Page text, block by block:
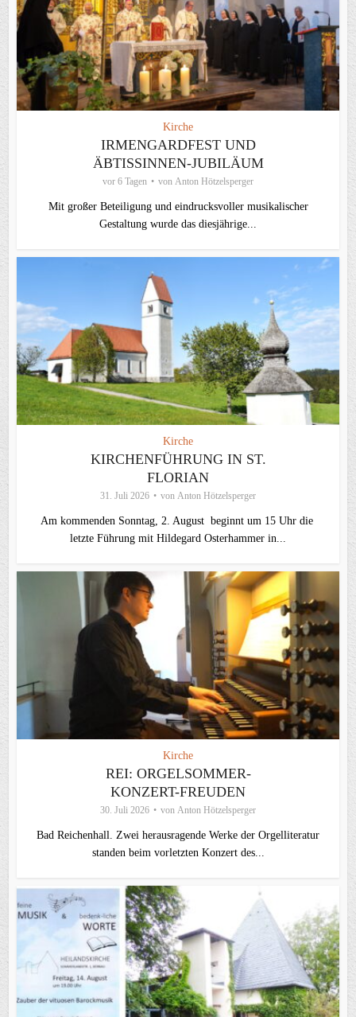
Kirche
IRMENGARDFEST UND
ÄBTISSINNEN-JUBILÄUM
vor 6 Tagen von Anton Hötzelsperger
Mit großer Beteiligung und eindrucksvoller musikalischer
Gestaltung wurde das diesjährige...
Kirche
KIRCHENFÜHRUNG IN ST.
FLORIAN
31. Juli 2026 von Anton Hötzelsperger
Am kommenden Sonntag, 2. August beginnt um 15 Uhr die
letzte Führung mit Hildegard Osterhammer in...
Kirche
REI: ORGELSOMMER-
KONZERT-FREUDEN
30. Juli 2026 von Anton Hötzelsperger
Bad Reichenhall. Zwei herausragende Werke der Orgelliteratur
standen beim vorletzten Konzert des...